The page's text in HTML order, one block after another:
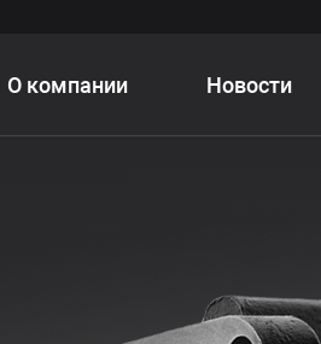
О компании Новости